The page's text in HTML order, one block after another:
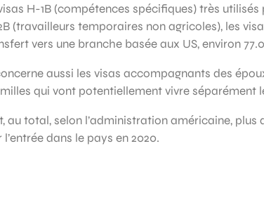
H-1B (compétences spécifiques) très
(travailleurs temporaires non agricoles), les
vers une branche basée aux US, environ
aussi les visas accompagnants des
qui vont potentiellement vivre séparément
au total, selon l’administration américaine,
dans le pays en 2020.